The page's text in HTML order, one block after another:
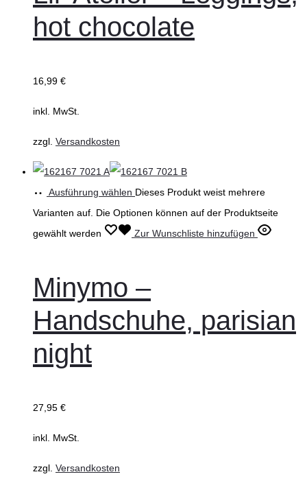
hot chocolate
16,99 €
inkl. MwSt.
zzgl. Versandkosten
Ausführung wählen Dieses Produkt weist mehrere
Varianten auf. Die Optionen können auf der Produktseite
gewählt werden
Zur Wunschliste hinzufügen
Minymo –
Handschuhe, parisian
night
27,95 €
inkl. MwSt.
zzgl. Versandkosten